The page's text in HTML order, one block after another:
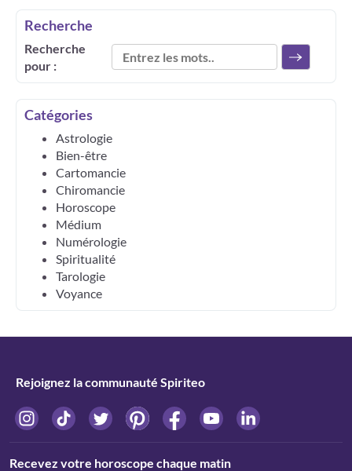
Recherche
Recherche
pour :
Catégories
Astrologie
Bien-être
Cartomancie
Chiromancie
Horoscope
Médium
Numérologie
Spiritualité
Tarologie
Voyance
Rejoignez la communauté Spiriteo
Recevez votre horoscope chaque matin